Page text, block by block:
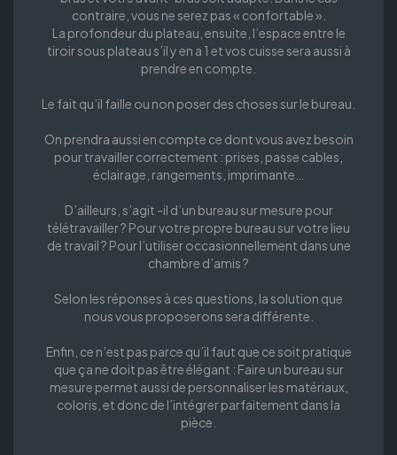
contraire, vous ne serez pas « confortable ».
La profondeur du plateau, ensuite, l’espace entre le
tiroir sous plateau s’il y en a 1 et vos cuisse sera aussi à
prendre en compte.
Le fait qu’il faille ou non poser des choses sur le bureau.
On prendra aussi en compte ce dont vous avez besoin
pour travailler correctement : prises, passe cables,
éclairage, rangements, imprimante…
D’ailleurs, s’agit -il d’un bureau sur mesure pour
télétravailler ? Pour votre propre bureau sur votre lieu
de travail ? Pour l’utiliser occasionnellement dans une
chambre d’amis ?
Selon les réponses à ces questions, la solution que
nous vous proposerons sera différente.
Enfin, ce n’est pas parce qu’il faut que ce soit pratique
que ça ne doit pas être élégant : Faire un bureau sur
mesure permet aussi de personnaliser les matériaux,
coloris, et donc de l’intégrer parfaitement dans la
pièce.